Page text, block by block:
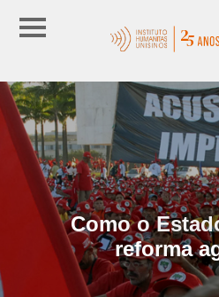
Como o
reforma